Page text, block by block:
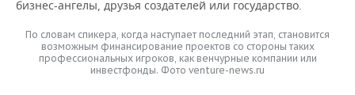
бизнес-ангелы, друзья создателей или государство.
По словам спикера, когда наступает последний этап, становится
возможным финансирование проектов со стороны таких
профессиональных игроков, как венчурные компании или
инвестфонды. Фото venture-news.ru